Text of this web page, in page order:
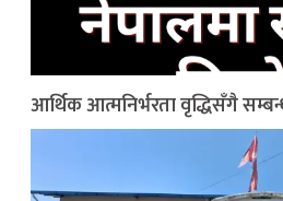
आर्थिक आत्मनिर्भरता वृद्धिसँगै